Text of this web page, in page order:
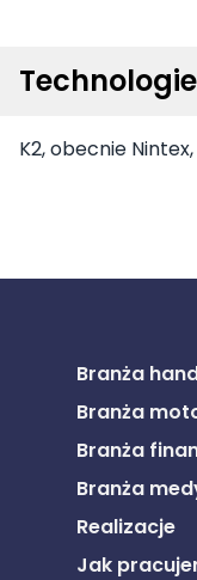
Technologie
K2,obecnie
Branża
Branża
Branża
Branża
Realizacje
Jak